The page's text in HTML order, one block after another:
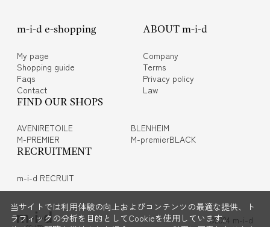
m-i-d e-shopping
My page
Shopping guide
Faqs
Contact
ABOUT m-i-d
Company
Terms
Privacy policy
Law
FIND OUR SHOPS
AVENIRETOILE
BLENHEIM
M-PREMIER
M-premierBLACK
RECRUITMENT
m-i-d RECRUIT
©2024 m-i-d
当サイトでは利用体験の向上およびコンテンツの最適な提供、ト
ラフィックの分析を目的としてCookieを使用しています。